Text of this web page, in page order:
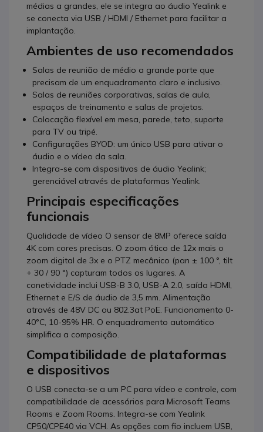
médias a grandes, ele se integra ao áudio Yealink e
se conecta via USB / HDMI / Ethernet para facilitar a
implantação.
Ambientes de uso recomendados
Salas de reunião de médio a grande porte que
precisam de um enquadramento claro e inclusivo.
Salas de reuniões corporativas, salas de aula,
espaços de treinamento e salas de projetos.
Colocação flexível em mesa, parede, teto, suporte
para TV ou tripé.
Configurações BYOD: um único USB para ativar o
áudio e o vídeo da sala.
Integra-se com dispositivos de áudio Yealink;
gerenciável através de plataformas Yealink.
Principais especificações
funcionais
Qualidade de vídeo O sensor de 8MP oferece saída
4K com cores precisas. O zoom ótico de 12x mais o
zoom digital de 3x e o PTZ mecânico (pan ± 100 °, tilt
+ 30 / 90 °) capturam todos os lugares. A
conetividade inclui USB-B 3.0, USB-A 2.0, saída HDMI,
Ethernet e E/S de áudio de 3,5 mm. Alimentação
através de 48V DC ou 802.3at PoE. Funcionamento 0-
40°C, 10-95% HR. O enquadramento automático
simplifica a composição.
Compatibilidade de plataformas
e dispositivos
O USB conecta-se a um PC para vídeo e controle, com
compatibilidade de acessórios para Microsoft Teams
Rooms e Zoom Rooms. Integra-se com Yealink
CP50/CPE40 via VCH. As opções com fio incluem USB,